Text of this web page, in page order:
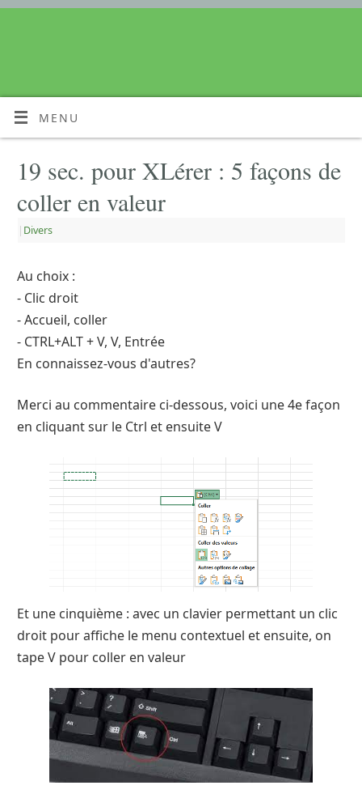
MENU
19 sec. pour XLérer : 5 façons de
coller en valeur
| Divers
Au choix :
- Clic droit
- Accueil, coller
- CTRL+ALT + V, V, Entrée
En connaissez-vous d'autres?
Merci au commentaire ci-dessous, voici une 4e façon
en cliquant sur le Ctrl et ensuite V
Et une cinquième : avec un clavier permettant un clic
droit pour affiche le menu contextuel et ensuite, on
tape V pour coller en valeur